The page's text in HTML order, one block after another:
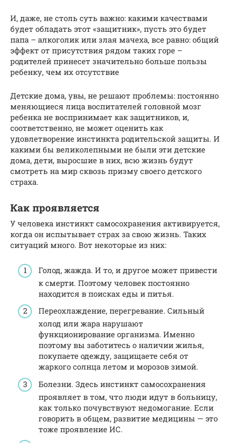
И, даже, не столь суть важно: какими качествами
будет обладать этот «защитник», пусть это будет
папа – алкоголик или злая мачеха, все равно: общий
эффект от присутствия рядом таких горе –
родителей принесет значительно больше пользы
ребенку, чем их отсутствие
Детские дома, увы, не решают проблемы: постоянно
меняющиеся лица воспитателей головной мозг
ребенка не воспринимает как защитников, и,
соответственно, не может оценить как
удовлетворение инстинкта родительской защиты. И
какими бы великолепными не были эти детские
дома, дети, выросшие в них, всю жизнь будут
смотреть на мир сквозь призму своего детского
страха.
Как проявляется
У человека инстинкт самосохранения активируется,
когда он испытывает страх за свою жизнь. Таких
ситуаций много. Вот некоторые из них:
Голод, жажда. И то, и другое может привести
к смерти. Поэтому человек постоянно
находится в поисках еды и питья.
Переохлаждение, перегревание. Сильный
холод или жара нарушают
функционирование организма. Именно
поэтому вы заботитесь о наличии жилья,
покупаете одежду, защищаете себя от
жаркого солнца летом и морозов зимой.
Болезни. Здесь инстинкт самосохранения
проявляет в том, что люди идут в больницу,
как только почувствуют недомогание. Если
говорить в общем, развитие медицины — это
тоже проявление ИС.